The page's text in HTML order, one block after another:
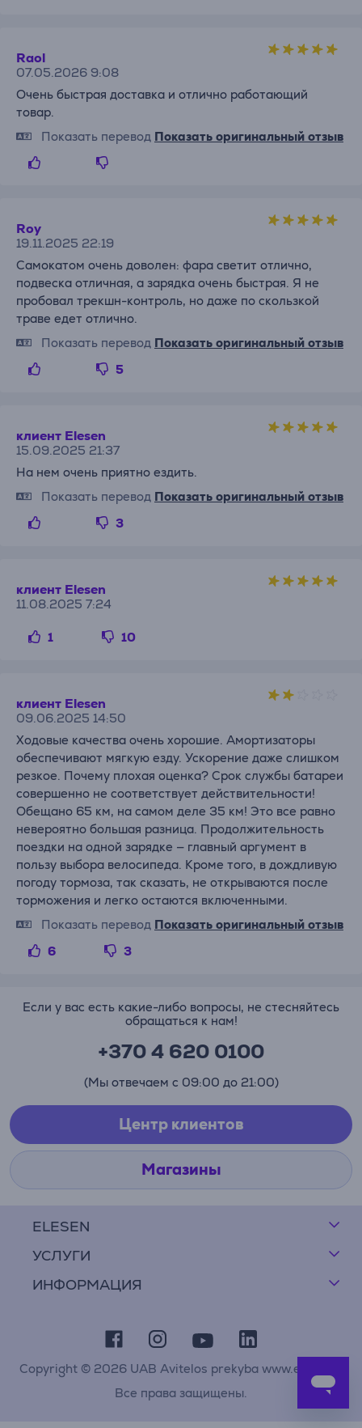
Raol
07.05.2026 9:08
Очень быстрая доставка и отлично работающий
товар.
Показать перевод Показать оригинальный отзыв
Roy
19.11.2025 22:19
Самокатом очень доволен: фара светит отлично,
подвеска отличная, а зарядка очень быстрая. Я не
пробовал трекшн-контроль, но даже по скользкой
траве едет отлично.
Показать перевод Показать оригинальный отзыв
5
клиент Elesen
15.09.2025 21:37
На нем очень приятно ездить.
Показать перевод Показать оригинальный отзыв
3
клиент Elesen
11.08.2025 7:24
1 10
клиент Elesen
09.06.2025 14:50
Ходовые качества очень хорошие. Амортизаторы
обеспечивают мягкую езду. Ускорение даже слишком
резкое. Почему плохая оценка? Срок службы батареи
совершенно не соответствует действительности!
Обещано 65 км, на самом деле 35 км! Это все равно
невероятно большая разница. Продолжительность
поездки на одной зарядке — главный аргумент в
пользу выбора велосипеда. Кроме того, в дождливую
погоду тормоза, так сказать, не открываются после
торможения и легко остаются включенными.
Показать перевод Показать оригинальный отзыв
6
3
ELESEN
УСЛУГИ
ИНФОРМАЦИЯ
Если у вас есть какие-либо вопросы, не стесняйтесь
обращаться к нам!
+370 4 620 0100
(Мы отвечаем с 09:00 до 21:00)
Центр клиентов
Магазины
Copyright © 2026 UAB Avitelos prekyba www.elesen.lt
Все права защищены.